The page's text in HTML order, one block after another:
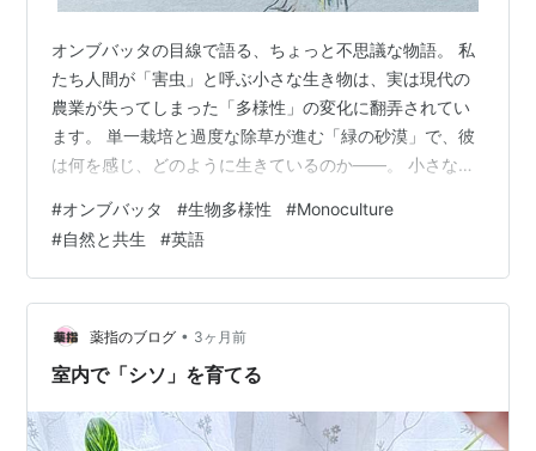
オンブバッタの目線で語る、ちょっと不思議な物語。 私
たち人間が「害虫」と呼ぶ小さな生き物は、実は現代の
農業が失ってしまった「多様性」の変化に翻弄されてい
ます。 単一栽培と過度な除草が進む「緑の砂漠」で、彼
は何を感じ、どのように生きているのか——。 小さなバ
きっかけになれば嬉しいです。 「おんぶ姿」のオンブバ
ッタ 俺の名前は、ただのオンブバッタだ。 My name is
just an ordinary Ombubatta (Atractomorpha lata). 人間
たちは俺たちを「害虫」と呼ぶけど、俺はただ、生きて
るだけだ。 Humans …
#オンブバッタ #生物多様性 #Monoculture
#自然と共生 #英語
薬指のブログ • 3ヶ月前
室内で「シソ」を育てる